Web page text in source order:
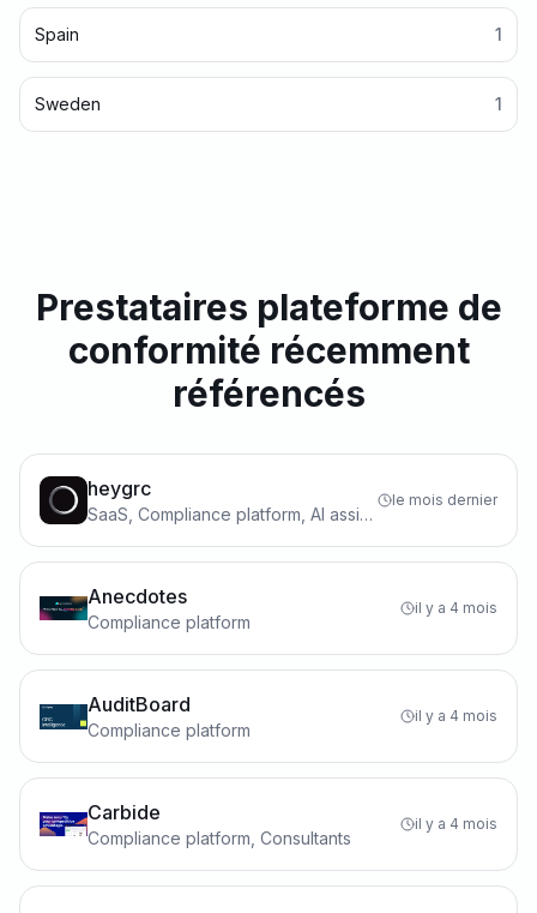
Spain 1
Sweden 1
Prestataires plateforme de
conformité récemment
référencés
heygrc
SaaS, Compliance platform, AI assistant
le mois dernier
Anecdotes
Compliance platform
il y a 4 mois
AuditBoard
Compliance platform
il y a 4 mois
Carbide
Compliance platform, Consultants
il y a 4 mois